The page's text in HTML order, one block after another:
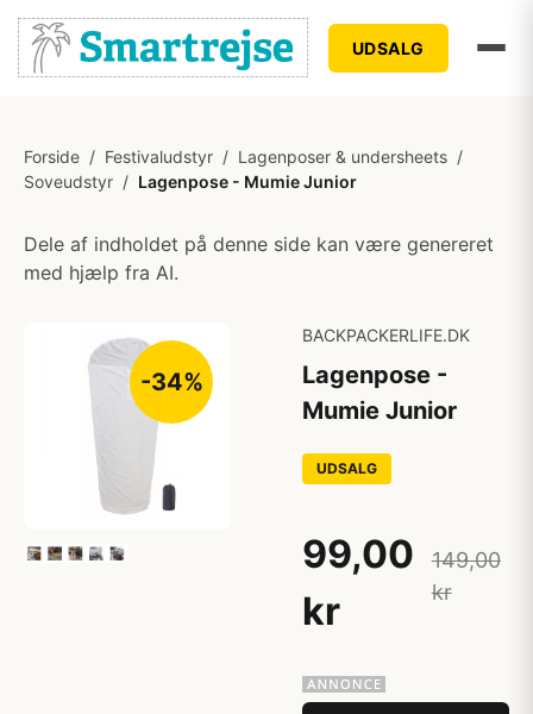
UDSALG
Forside / Festivaludstyr / Lagenposer & undersheets /
Soveudstyr / Lagenpose - Mumie Junior
Dele af indholdet på denne side kan være genereret
med hjælp fra AI.
-34%
BACKPACKERLIFE.DK
Lagenpose -
Mumie Junior
UDSALG
99,00
kr
149,00
kr